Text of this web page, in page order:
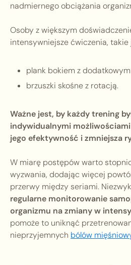
nadmiernego obciążania
Osoby z większym
intensywniejsze ćwiczenia, takie
plank bokiem z
brzuszki skośne z rotacją.
Ważne jest, by każdy trening
indywidualnymi
jego efektywność i zmniejsza
W miarę postępów warto
wyzwania, dodając więcej
przerwy między seriami.
regularne monitorowanie
organizmu na zmiany w
pomoże to uniknąć
nieprzyjemnych bólów